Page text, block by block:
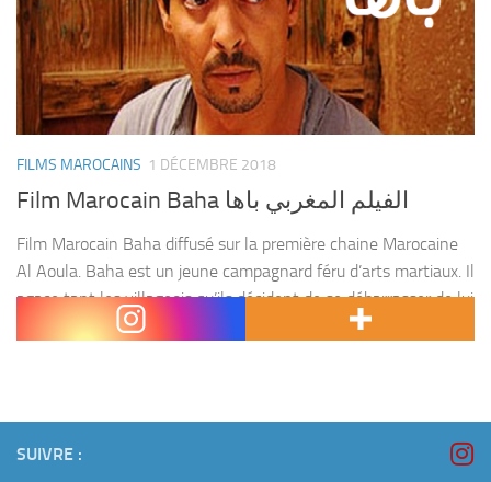
FILMS MAROCAINS 1 DÉCEMBRE 2018
Film Marocain Baha الفيلم المغربي باها
Film Marocain Baha diffusé sur la première chaine Marocaine
Al Aoula. Baha est un jeune campagnard féru d’arts martiaux. Il
agace tant les villageois qu’ils décident de se débarrasser de lui
en l’envoyant en...
SUIVRE :